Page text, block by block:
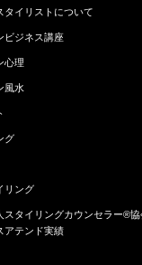
タイリストについて
ビジネス講座
心理
風水
グ
リング
スタイリングカウンセラー®協
アテンド実績